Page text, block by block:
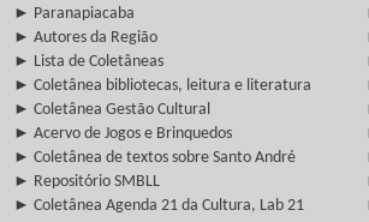
► Paranapiacaba
► Autores da Região
► Lista de Coletâneas
► Coletânea bibliotecas, leitura e literatura
► Coletânea Gestão Cultural
► Acervo de Jogos e Brinquedos
► Coletânea de textos sobre Santo André
► Repositório SMBLL
► Coletânea Agenda 21 da Cultura, Lab 21